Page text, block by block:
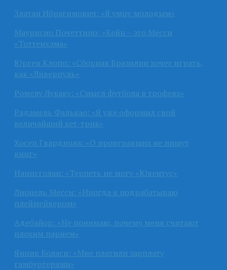
Златан Ибрагимович: «Я умру молодым»
Маурисио Почеттино: «Кейн – это Месси
«Тоттенхэма»
Юрген Клопп: «Сборная Бразилии хочет играть,
как «Ливерпуль»
Ромелу Лукаку: «Смысл футбола в трофеях»
Радамель Фалькао: «Я уже оформил свой
величайший хет-трик»
Хосеп Гвардиола: «О проигравших не пишут
книг»
Наингголан: «Терпеть не могу «Ювентус»
Лионель Месси: «Иногда я подрабатываю
плеймейкером»
Адебайор: «Не понимаю, почему меня считают
плохим парнем»
Янник Боласи: «Мне платили зарплату
гамбургерами»